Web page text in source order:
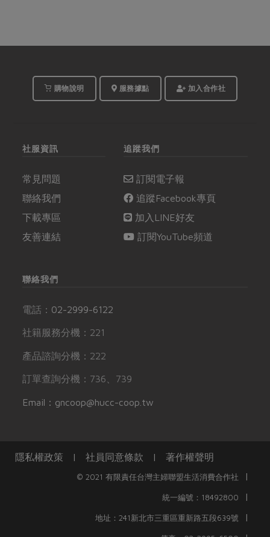
購物說明 服務據點 加入合作社
社服資訊
常見問題
聯絡我們
下載專區
友善連結
追蹤我們
訂閱電子報
追蹤Facebook專頁
加入LINE好友
訂閱YouTube頻道
聯絡我們
電話： 02-2999-6122
社籍服務分機：221
產品諮詢分機：222
訂單查詢分機：736、739
Email：gncoop@hucc-coop.tw
隱私權政策 | 社員同意條款 | 著作權聲明
© 2021 有限責任台灣主婦聯盟生活消費合作社 |
統一編號：18492800 |
地址：241新北市三重區重新路五段639號 |